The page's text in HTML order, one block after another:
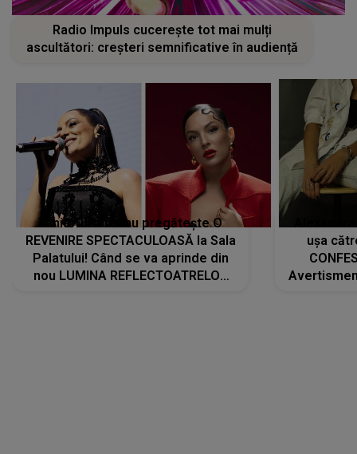
Radio Impuls cucerește tot mai mulți
ascultători: creșteri semnificative în audiență
Tania Turtureanu pregătește O
REVENIRE SPECTACULOASĂ la Sala
Palatului! Când se va aprinde din
nou LUMINA REFLECTOATRELOR
ușa